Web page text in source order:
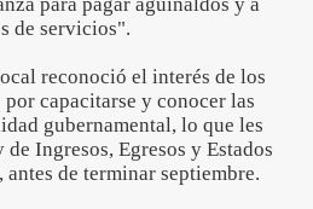
de servicios".
reconoció el interés de los
capacitarse y conocer las
gubernamental, lo que les
Ingresos, Egresos y Estados
de terminar septiembre.